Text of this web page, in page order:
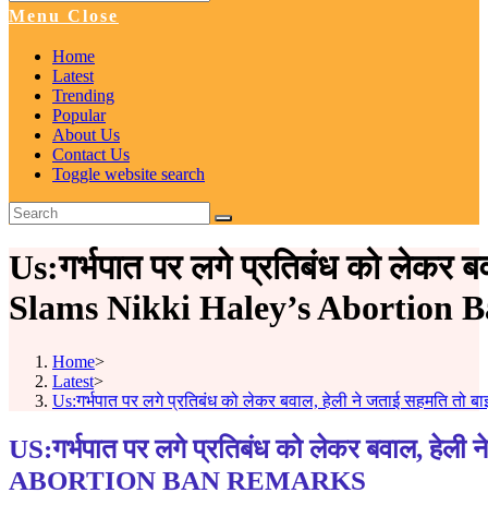
Menu Close
Home
Latest
Trending
Popular
About Us
Contact Us
Toggle website search
Us:गर्भपात पर लगे प्रतिबंध को लेकर
Slams Nikki Haley’s Abortion
Home>
Latest>
Us:गर्भपात पर लगे प्रतिबंध को लेकर बवाल, हेली ने जताई सहमति तो
US:गर्भपात पर लगे प्रतिबंध को लेकर बवाल,
ABORTION BAN REMARKS